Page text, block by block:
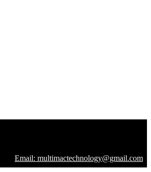
Email: multimactechnology@gmail.com